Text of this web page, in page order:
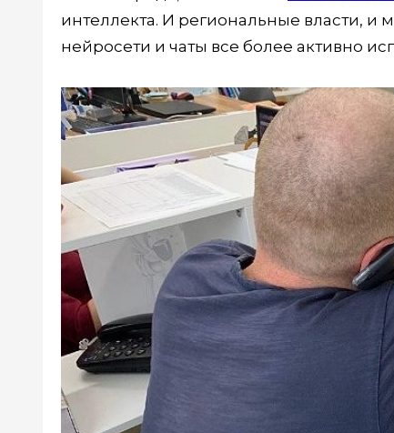
интеллекта. И региональные власти,
нейросети и чаты все более активно